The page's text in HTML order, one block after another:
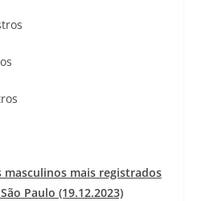
masculinos mais registrados
Paulo (19.12.2023)